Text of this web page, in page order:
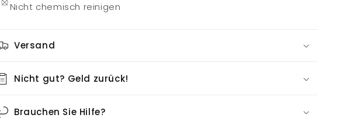
Nicht chemisch reinigen
Versand
Nicht gut? Geld zurück!
Brauchen Sie Hilfe?